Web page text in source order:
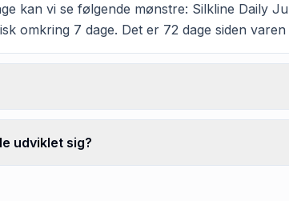
kan vi se følgende mønstre: Silkline Daily
omkring 7 dage. Det er 72 dage siden
udviklet sig?